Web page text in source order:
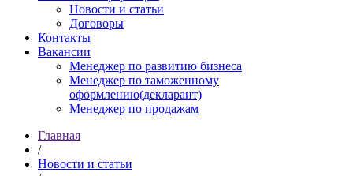
Новости и статьи
Договоры
Контакты
Вакансии
Менеджер по развитию бизнеса
Менеджер по таможенному
оформлению(декларант)
Менеджер по продажам
Главная
/
Новости и статьи